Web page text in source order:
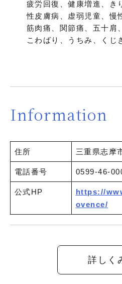
疲労回復、健康増進、き
性皮膚病、虚弱児童、慢
筋肉痛、関節痛、五十肩
こわばり、うちみ、くじ
Information
住所 三重県志摩
電話番号 0599-46-
公式HP
https://
ovence/
詳しく